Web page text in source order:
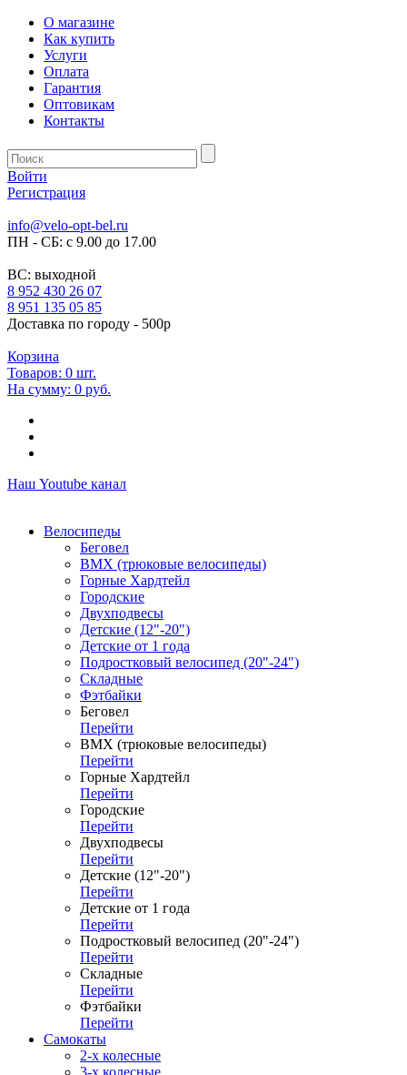
О магазине
Как купить
Услуги
Оплата
Гарантия
Оптовикам
Контакты
Войти
Регистрация
info@velo-opt-bel.ru
ПН - СБ: с 9.00 до 17.00
ВС: выходной
8 952 430 26 07
8 951 135 05 85
Доставка по городу - 500р
Корзина
Товаров: 0 шт.
На сумму: 0 руб.
Наш Youtube канал
Велосипеды
Беговел
ВМХ (трюковые велосипеды)
Горные Хардтейл
Городские
Двухподвесы
Детские (12"-20")
Детские от 1 года
Подростковый велосипед (20"-24")
Складные
Фэтбайки
Беговел
Перейти
ВМХ (трюковые велосипеды)
Перейти
Горные Хардтейл
Перейти
Городские
Перейти
Двухподвесы
Перейти
Детские (12"-20")
Перейти
Детские от 1 года
Перейти
Подростковый велосипед (20"-24")
Перейти
Складные
Перейти
Фэтбайки
Перейти
Самокаты
2-х колесные
3-х колесные